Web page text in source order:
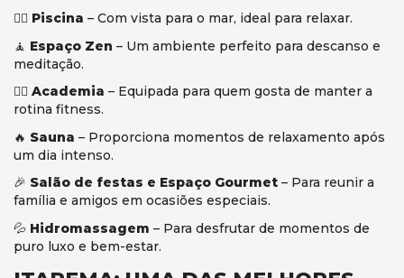
🏊‍♂ Piscina – Com vista para o mar, ideal para relaxar.
🧘 Espaço Zen – Um ambiente perfeito para descanso e
meditação.
🏋️‍♂ Academia – Equipada para quem gosta de manter a
rotina fitness.
🔥 Sauna – Proporciona momentos de relaxamento após
um dia intenso.
🎉 Salão de festas e Espaço Gourmet – Para reunir a
família e amigos em ocasiões especiais.
💦 Hidromassagem – Para desfrutar de momentos de
puro luxo e bem-estar.